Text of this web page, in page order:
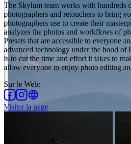
The Skylum team works with hundreds
photographers and retouchers to bring
photographers use to create their
analyzes the photos and workflows of
Presets that are accessible to everyone
advanced technology under the hood of
is to cut the time and effort it takes to
allow everyone to enjoy photo editing
Sur le Web:
Visiter la page